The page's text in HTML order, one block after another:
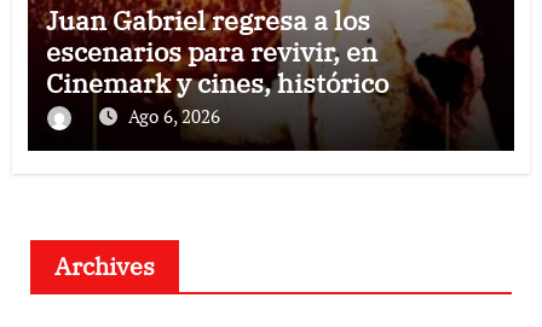
Juan Gabriel regresa a los
escenarios para revivir, en
Cinemark y cines, histórico
concierto en Palacio de Bellas Artes
Ago 6, 2026
Archives